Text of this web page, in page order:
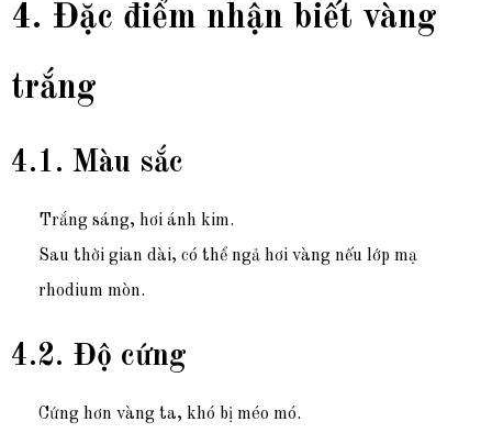
4. Đặc điểm nhận biết vàng
trắng
4.1. Màu sắc
Trắng sáng, hơi ánh kim.
Sau thời gian dài, có thể ngả hơi vàng nếu lớp mạ
rhodium mòn.
4.2. Độ cứng
Cứng hơn vàng ta, khó bị méo mó.